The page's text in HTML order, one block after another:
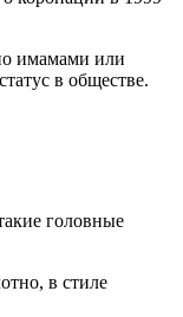
имамами или
в обществе.
головные
в стиле